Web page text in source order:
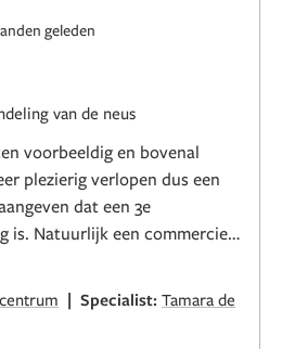
geleden
van de neus
voorbeeldig en bovenal
plezierig verlopen dus een
dat een 3e
is. Natuurlijk een commercieel
| Specialist: Tamara de